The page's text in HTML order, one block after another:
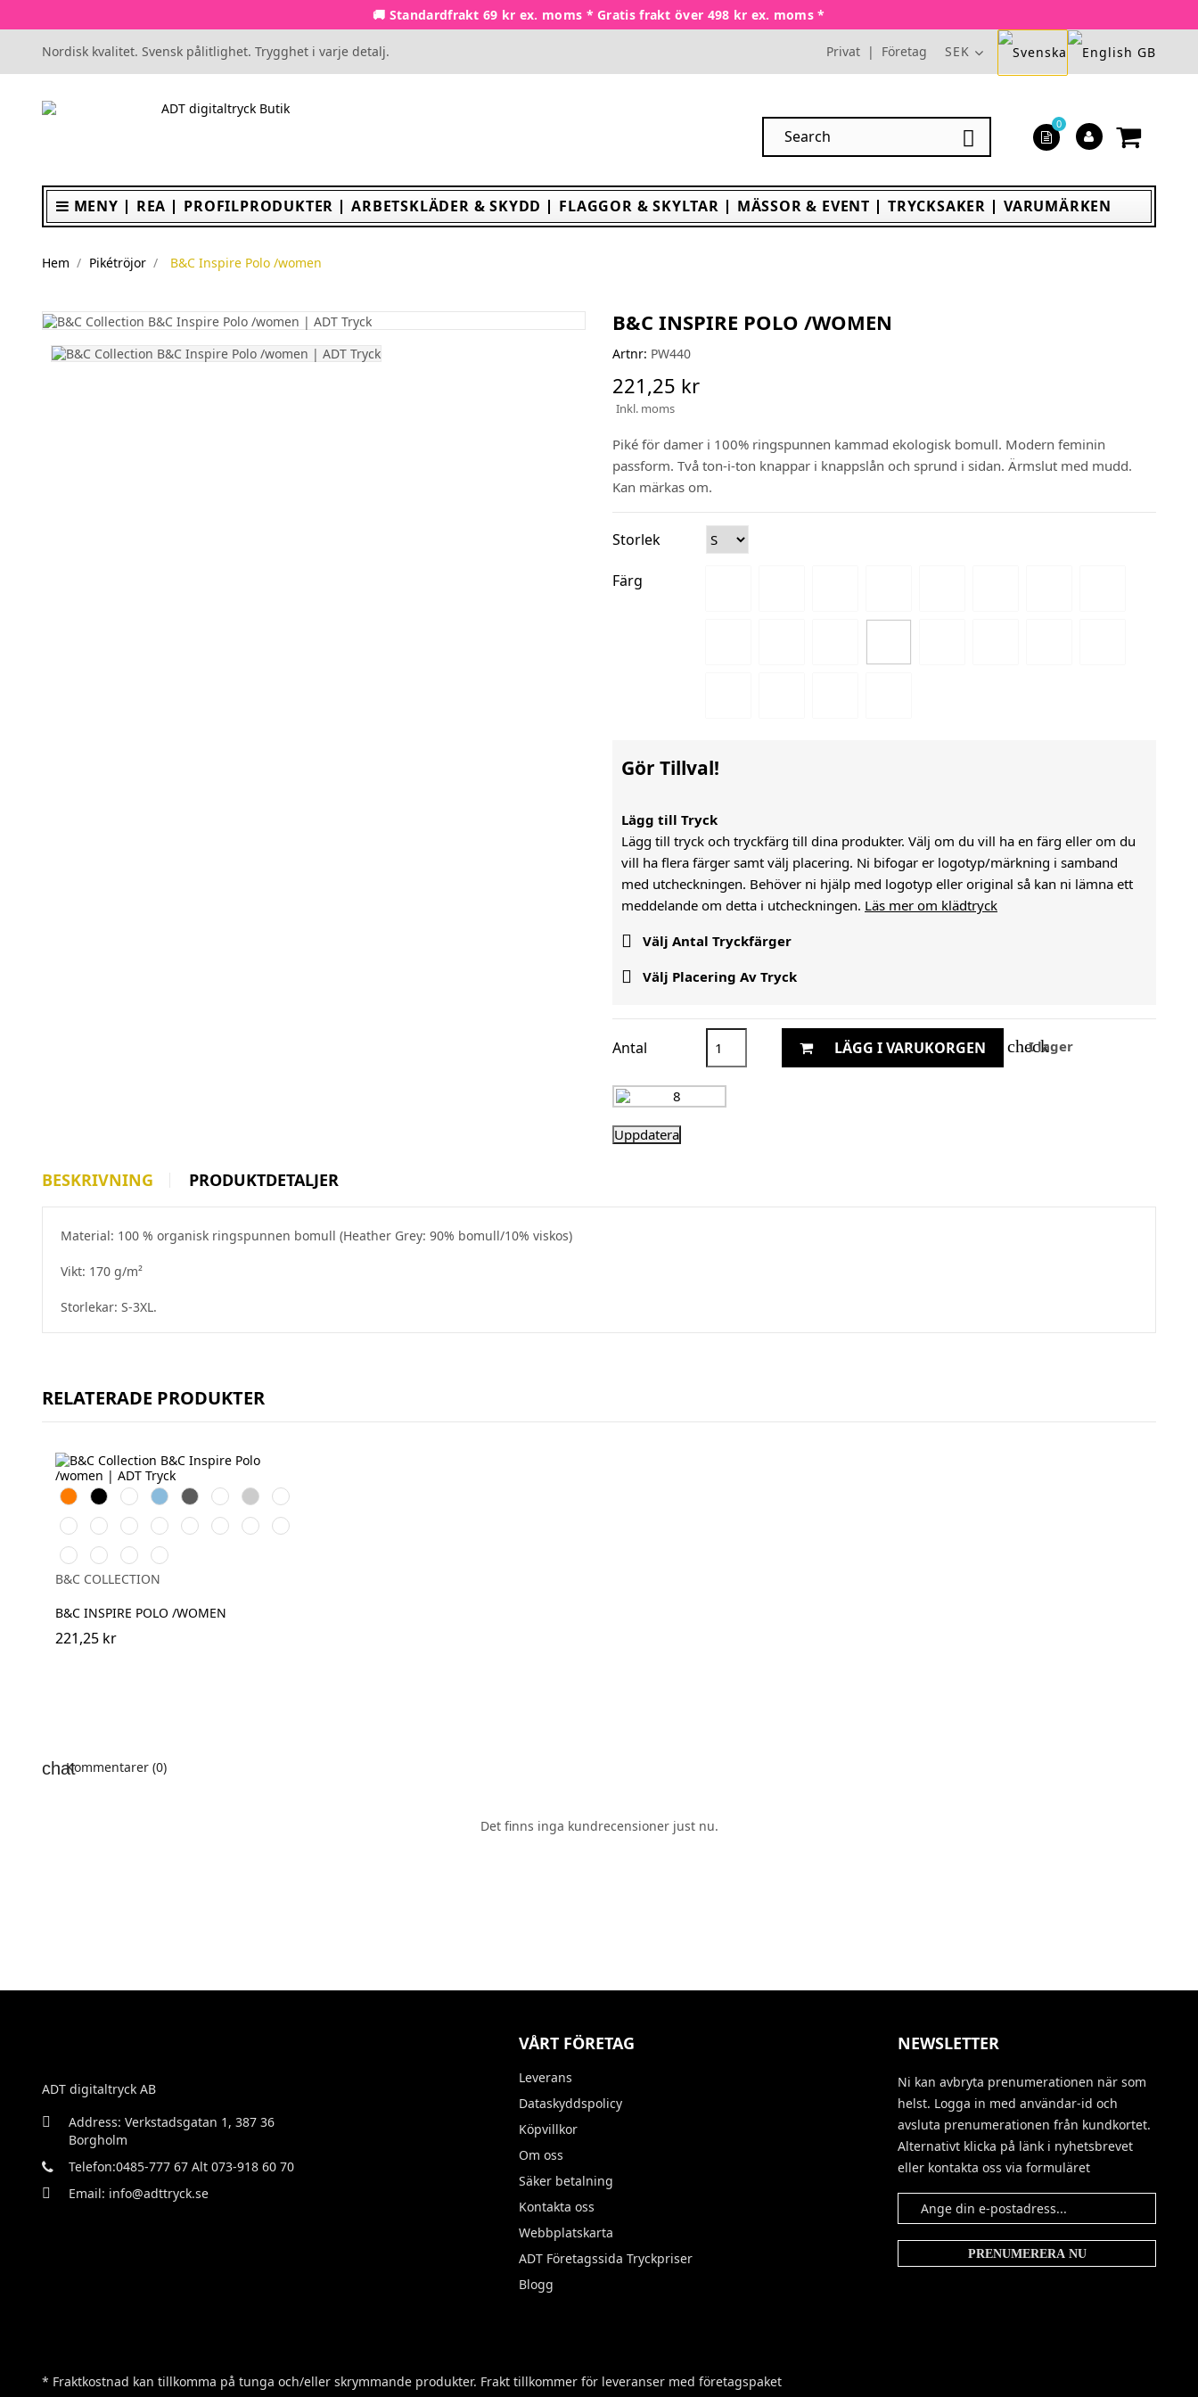
🚚 Standardfrakt 69 kr ex. moms * Gratis frakt över 498 kr ex. moms *
Nordisk kvalitet. Svensk pålitlighet. Trygghet i varje detalj. Privat | Företag SEK

0
MENY REA PROFILPRODUKTER ARBETSKLÄDER & SKYDD FLAGGOR & SKYLTAR MÄSSOR & EVENT TRYCKSAKER VARUMÄRKEN
Hem Pikétröjor B&C Inspire Polo /women
B&C INSPIRE POLO /WOMEN
Artnr: PW440
221,25 kr
Inkl. moms
Piké för damer i 100% ringspunnen kammad ekologisk bomull. Modern feminin
passform. Två ton-i-ton knappar i knappslån och sprund i sidan. Ärmslut med mudd.
Kan märkas om.
Storlek
Färg
Gör Tillval!
Lägg till Tryck
Lägg till tryck och tryckfärg till dina produkter. Välj om du vill ha en färg eller om du
vill ha flera färger samt välj placering. Ni bifogar er logotyp/märkning i samband
med utcheckningen. Behöver ni hjälp med logotyp eller original så kan ni lämna ett
meddelande om detta i utcheckningen. Läs mer om klädtryck
 Välj Antal Tryckfärger
 Välj Placering Av Tryck
Antal LÄGG I VARUKORGEN check
I lager
BESKRIVNING PRODUKTDETALJER
Material: 100 % organisk ringspunnen bomull (Heather Grey: 90% bomull/10% viskos)
Vikt: 170 g/m²
Storlekar: S-3XL.
RELATERADE PRODUKTER
OrangeBlackWhiteSky
Blue
Dark
Grey
Bottle
Green
Heather
Grey
Navy
Blue
Cobalt
Blue
Solar
Yellow
Radiant
Purple
Urban
Khaki
Fire
Red
Urban
Orange
Orchid
Pink
Sorbet
Orchid
Green
Millenial
Mint
Millenial
Lilac
Very
Turquoise
B&C COLLECTION
B&C INSPIRE POLO /WOMEN
221,25 kr
Kommentarer (0)
Det finns inga kundrecensioner just nu.
ADT digitaltryck AB
Address: Verkstadsgatan 1, 387 36
Borgholm
Telefon:0485-777 67 Alt 073-918 60 70
Email: info@adttryck.se
VÅRT FÖRETAG
Leverans
Dataskyddspolicy
Köpvillkor
Om oss
Säker betalning
Kontakta oss
Webbplatskarta
ADT Företagssida Tryckpriser
Blogg
NEWSLETTER
Ni kan avbryta prenumerationen när som
helst. Logga in med användar-id och
avsluta prenumerationen från kundkortet.
Alternativt klicka på länk i nyhetsbrevet
eller kontakta oss via formuläret
* Fraktkostnad kan tillkomma på tunga och/eller skrymmande produkter. Frakt tillkommer för leveranser med företagspaket